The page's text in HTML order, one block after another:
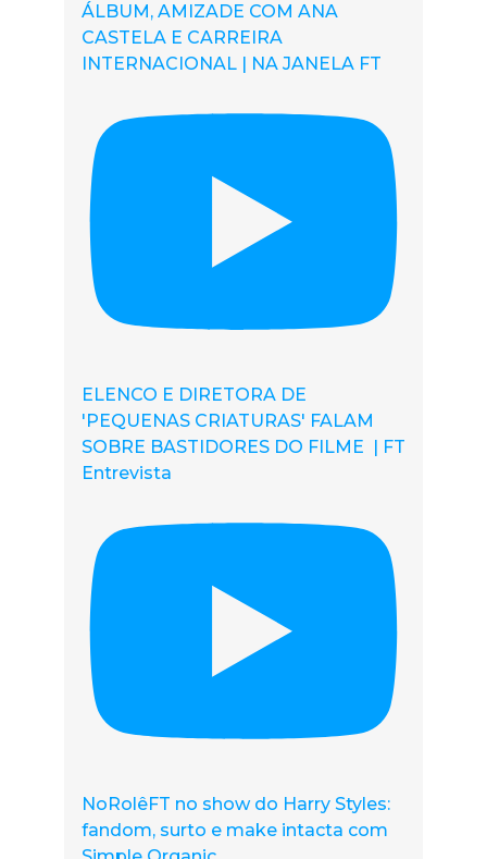
ÁLBUM, AMIZADE COM ANA
CASTELA E CARREIRA
INTERNACIONAL | NA JANELA FT
ELENCO E DIRETORA DE
'PEQUENAS CRIATURAS' FALAM
SOBRE BASTIDORES DO FILME | FT
Entrevista
NoRolêFT no show do Harry Styles:
fandom, surto e make intacta com